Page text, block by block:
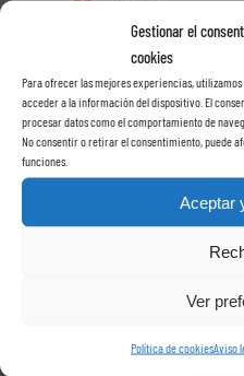
Gestionar el
cookies
Para ofrecer las mejores experiencias,
acceder a la información del dispositivo. El
procesar datos como el comportamiento de
No consentir o retirar el consentimiento, puede
funciones.
Aceptar
Ver
Política de cookiesAviso